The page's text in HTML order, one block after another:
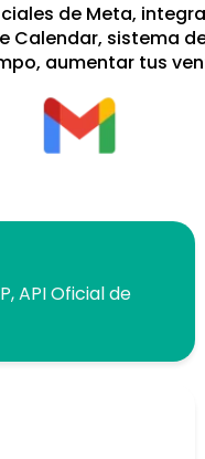
de Meta,
Calendar, sistema
aumentar tus
API Oficial de